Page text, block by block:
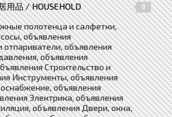
品 / HOUSEHOLD
8
полотенца и салфетки,
объявления
отпариватели, объявления
объявления
Строительство и
Инструменты, объявления
объявления
Электрика, объявления
объявления Двери, окна,